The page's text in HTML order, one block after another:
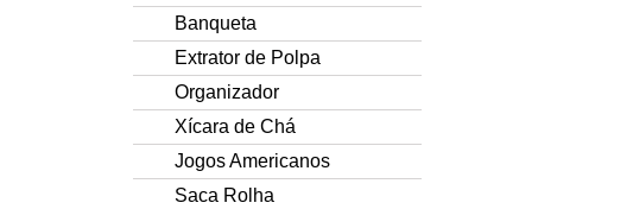
Banqueta
Extrator de Polpa
Organizador
Xícara de Chá
Jogos Americanos
Saca Rolha